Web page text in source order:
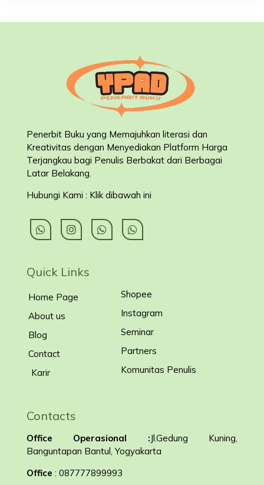
Penerbit Buku yang Memajuhkan literasi dan
Kreativitas dengan Menyediakan Platform Harga
Terjangkau bagi Penulis Berbakat dari Berbagai
Latar Belakang
Hubungi Kami : Klik dibawah ini
Quick Links
Home Page
About us
Blog
Contact
Karir
Shopee
Instagram
Seminar
Partners
Komunitas Penulis
Contacts
Office Operasional :Jl.Gedung Kuning,
Banguntapan Bantul, Yogyakarta
Office : 087777899993